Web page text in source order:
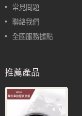
常見問題
聯絡我們
全國服務據點
推薦產品